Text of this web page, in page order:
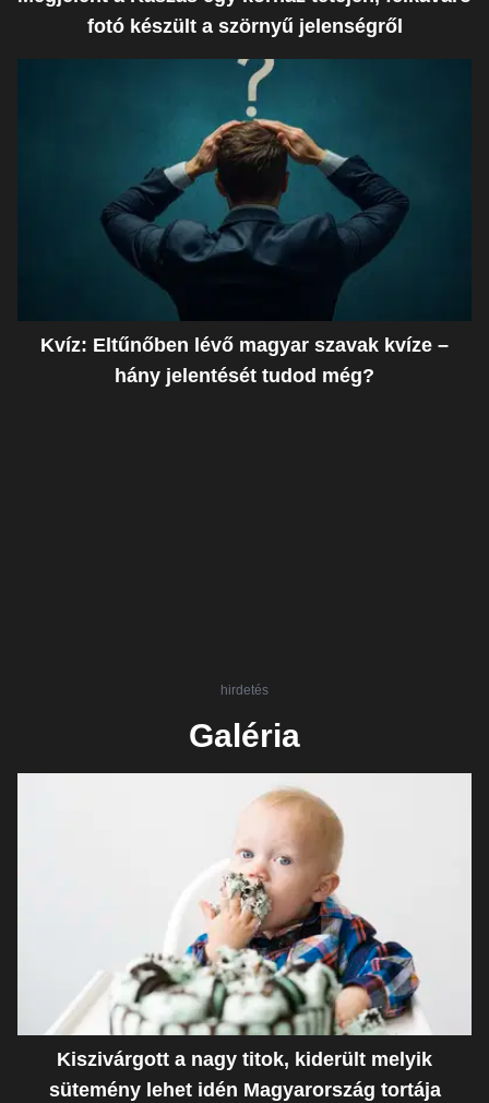
fotó készült a szörnyű jelenségről
Kvíz: Eltűnőben lévő magyar szavak kvíze –
hány jelentését tudod még?
hirdetés
Galéria
Kiszivárgott a nagy titok, kiderült melyik
sütemény lehet idén Magyarország tortája